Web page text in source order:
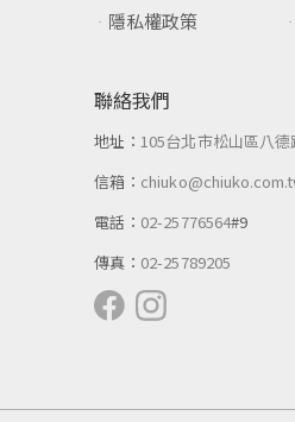
隱私權政策
聯絡我們
地址：105台北市松山區八
信箱：
電話： 02-25776564#9
傳真： 02-25789205